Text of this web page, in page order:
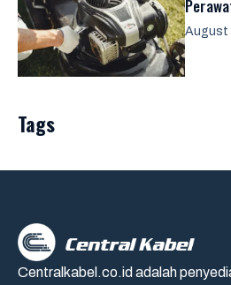
August
Tags
Centralkabel.co.id adalah